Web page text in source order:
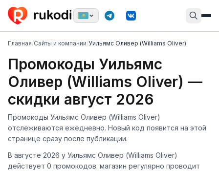
Главная/Сайты и компании/Уильямс Оливер (Williams Oliver)
Промокоды Уильямс
Оливер (Williams Oliver) —
скидки август 2026
Промокоды Уильямс Оливер (Williams Oliver)
отслеживаются ежедневно. Новый код появится на этой
странице сразу после публикации.
В августе 2026 у Уильямс Оливер (Williams Oliver)
действует 0 промокодов. магазин регулярно проводит